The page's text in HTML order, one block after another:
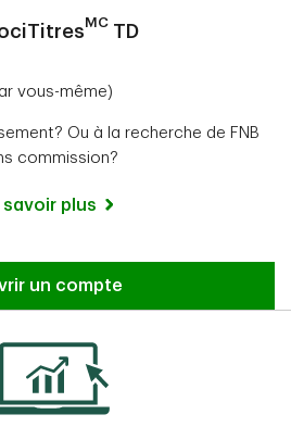
MCTD
vous-même)
Ou à la recherche de FNB
commission?
savoir plus
un compte